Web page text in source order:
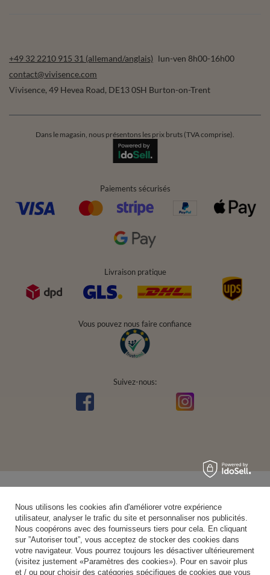
+49 32 2210 915 31 (allemand/anglais) lun-ven 8h00-16h00
contact@vivisence.com
Vivisence, 49 Hevea Road, DE13 0SH Burton-on-Trent
Dans le magasin, nous présentons les prix bruts (TVA comprise).
Paiements sécurisés
Livraison pratique
Vous pouvez nous faire confiance
Suivez-nous:
Nous utilisons les cookies afin d'améliorer votre expérience
utilisateur, analyser le trafic du site et personnaliser nos publicités.
Nous coopérons avec des fournisseurs tiers pour cela. En cliquant
sur ”Autoriser tout”, vous acceptez de stocker des cookies dans
votre navigateur. Vous pourrez toujours les désactiver ultérieurement
(visitez justement «Paramètres des cookies»). Pour en savoir plus
et / ou pour choisir des catégories spécifiques de cookies que vous